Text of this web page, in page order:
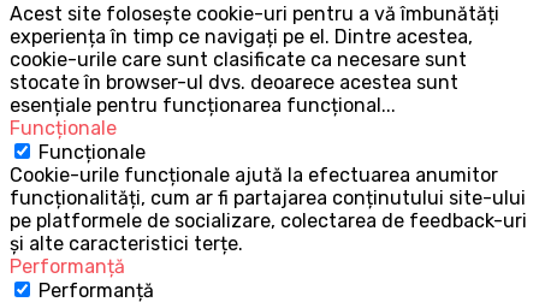
Acest site folosește cookie-uri pentru a vă îmbunătăți
experiența în timp ce navigați pe el. Dintre acestea,
cookie-urile care sunt clasificate ca necesare sunt
stocate în browser-ul dvs. deoarece acestea sunt
esențiale pentru funcționarea funcțional...
Funcționale
Funcționale
Cookie-urile funcționale ajută la efectuarea anumitor
funcționalități, cum ar fi partajarea conținutului site-ului
pe platformele de socializare, colectarea de feedback-uri
și alte caracteristici terțe.
Performanță
Performanță